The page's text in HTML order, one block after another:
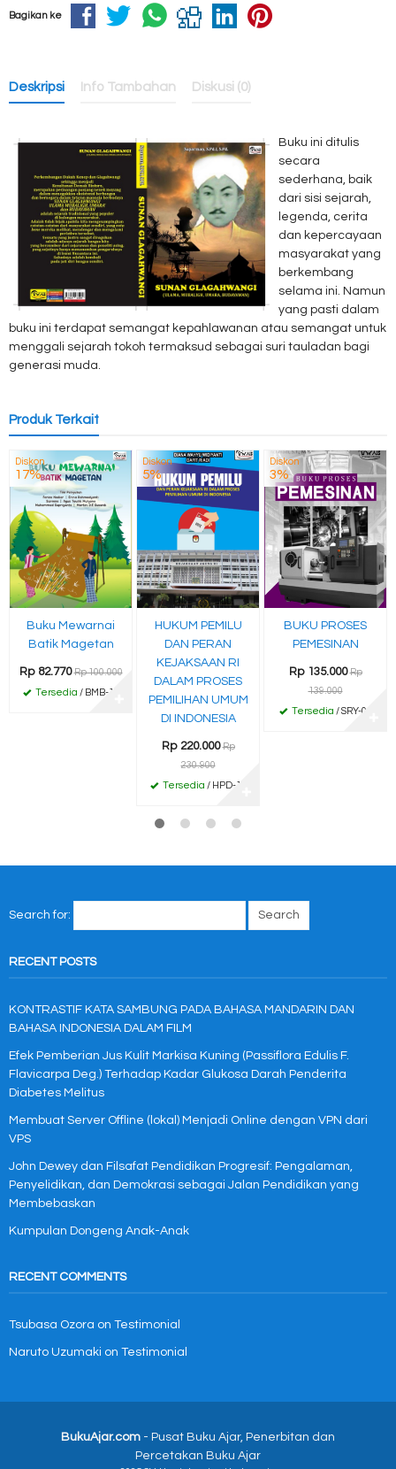
Bagikan ke
Deskripsi Info Tambahan Diskusi (0)
Buku ini ditulis
secara
sederhana, baik
dari sisi sejarah,
legenda, cerita
dan kepercayaan
masyarakat yang
berkembang
selama ini. Namun
yang pasti dalam
buku ini terdapat semangat kepahlawanan atau semangat untuk
menggali sejarah tokoh termaksud sebagai suri tauladan bagi
generasi muda.
Produk Terkait
Diskon
17%
Buku Mewarnai
Batik Magetan
Rp 82.770 Rp 100.000
Tersedia / BMB-11
Diskon
5%
HUKUM PEMILU
DAN PERAN
KEJAKSAAN RI
DALAM PROSES
PEMILIHAN UMUM
DI INDONESIA
Rp 220.000 Rp
230.900
Tersedia / HPD-11
Diskon
3%
BUKU PROSES
PEMESINAN
Rp 135.000 Rp
139.000
Tersedia / SRY-04
Search for:
RECENT POSTS
KONTRASTIF KATA SAMBUNG PADA BAHASA MANDARIN DAN
BAHASA INDONESIA DALAM FILM
Efek Pemberian Jus Kulit Markisa Kuning (Passiflora Edulis F.
Flavicarpa Deg.) Terhadap Kadar Glukosa Darah Penderita
Diabetes Melitus
Membuat Server Offline (lokal) Menjadi Online dengan VPN dari
VPS
John Dewey dan Filsafat Pendidikan Progresif: Pengalaman,
Penyelidikan, dan Demokrasi sebagai Jalan Pendidikan yang
Membebaskan
Kumpulan Dongeng Anak-Anak
RECENT COMMENTS
Tsubasa Ozora on Testimonial
Naruto Uzumaki on Testimonial
BukuAjar.com - Pusat Buku Ajar, Penerbitan dan
Percetakan Buku Ajar